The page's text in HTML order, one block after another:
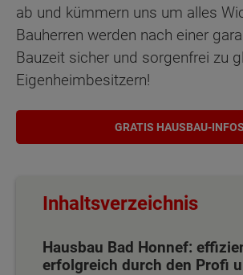
ab und kümmern uns um alles
Bauherren werden nach einer
Bauzeit sicher und sorgenfrei zu
Eigenheimbesitzern!
GRATIS HAUSBAU-INFOS
Inhaltsverzeichnis
Hausbau Bad Honnef:
erfolgreich durch den Profi